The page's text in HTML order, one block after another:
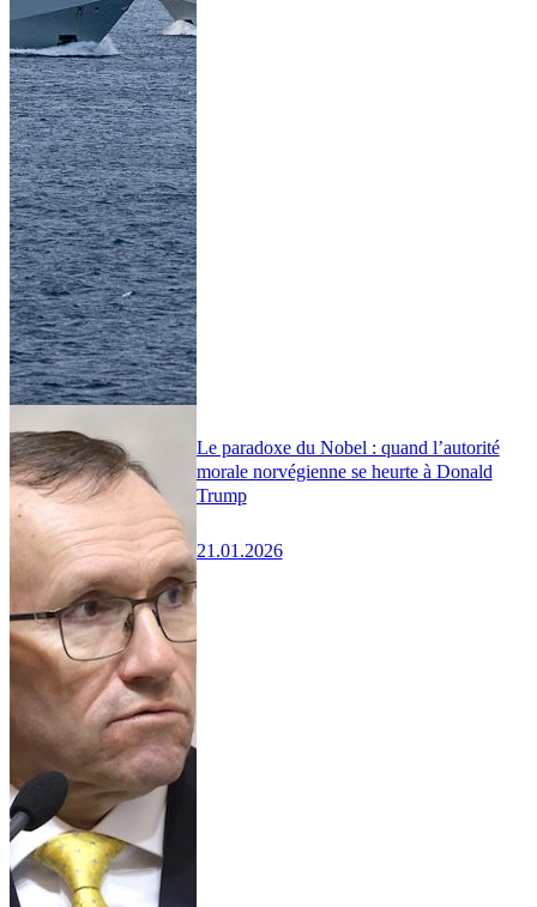
Le paradoxe du Nobel : quand l’autorité
morale norvégienne se heurte à Donald
Trump
21.01.2026